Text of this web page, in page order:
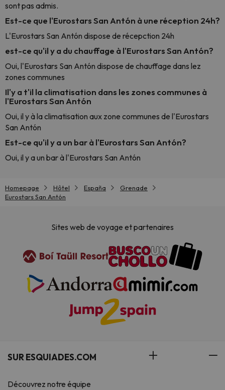
sont pas admis.
Est-ce que l'Eurostars San Antón à une réception 24h?
L'Eurostars San Antón dispose de récepction 24h
est-ce qu'il y a du chauffage à l'Eurostars San Antón?
Oui, l'Eurostars San Antón dispose de chauffage dans lez
zones communes
Il'y a t'il la climatisation dans les zones communes à
l'Eurostars San Antón
Oui, il y à la climatisation aux zone communes de l'Eurostars
San Antón
Est-ce qu'il y a un bar à l'Eurostars San Antón?
Oui, il y a un bar à l'Eurostars San Antón
Homepage Hôtel España
Grenade
Eurostars San Antón
Sites web de voyage et partenaires
SUR ESQUIADES.COM
Découvrez notre équipe